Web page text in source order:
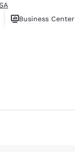
Business Center
reseñas